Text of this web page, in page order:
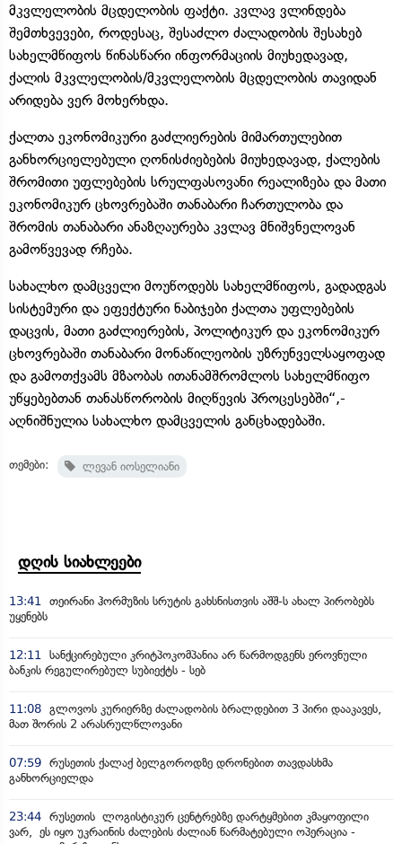
მკვლელობის მცდელობის ფაქტი. კვლავ ვლინდება
შემთხვევები, როდესაც, შესაძლო ძალადობის შესახებ
სახელმწიფოს წინასწარი ინფორმაციის მიუხედავად,
ქალის მკვლელობის/მკვლელობის მცდელობის თავიდან
არიდება ვერ მოხერხდა.
ქალთა ეკონომიკური გაძლიერების მიმართულებით
განხორციელებული ღონისძიებების მიუხედავად, ქალების
შრომითი უფლებების სრულფასოვანი რეალიზება და მათი
ეკონომიკურ ცხოვრებაში თანაბარი ჩართულობა და
შრომის თანაბარი ანაზღაურება კვლავ მნიშვნელოვან
გამოწვევად რჩება.
სახალხო დამცველი მოუწოდებს სახელმწიფოს, გადადგას
სისტემური და ეფექტური ნაბიჯები ქალთა უფლებების
დაცვის, მათი გაძლიერების, პოლიტიკურ და ეკონომიკურ
ცხოვრებაში თანაბარი მონაწილეობის უზრუნველსაყოფად
და გამოთქვამს მზაობას ითანამშრომლოს სახელმწიფო
უწყებებთან თანასწორობის მიღწევის პროცესებში“,-
აღნიშნულია სახალხო დამცველის განცხადებაში.
თემები: ლევან იოსელიანი
დღის სიახლეები
13:41
თეირანი ჰორმუზის სრუტის გახსნისთვის აშშ-ს ახალ პირობებს
უყენებს
12:11
სანქცირებული კრიტპოკომპანია არ წარმოდგენს ეროვნული
ბანკის რეგულირებულ სუბიექტს - სებ
11:08 გლოვოს კურიერზე ძალადობის ბრალდებით 3 პირი დააკავეს,
მათ შორის 2 არასრულწლოვანი
07:59 რუსეთის ქალაქ ბელგოროდზე დრონებით თავდასხმა
განხორციელდა
23:44 რუსეთის ლოგისტიკურ ცენტრებზე დარტყმებით კმაყოფილი
ვარ, ეს იყო უკრაინის ძალების ძალიან წარმატებული ოპერაცია -